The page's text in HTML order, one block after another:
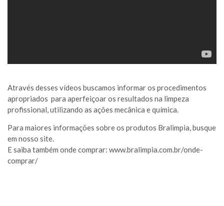
Através desses vídeos buscamos informar os procedimentos
apropriados para aperfeiçoar os resultados na limpeza
profissional, utilizando as ações mecânica e química.
Para maiores informações sobre os produtos Bralimpia, busque
em nosso site.
E saiba também onde comprar: www.bralimpia.com.br/onde-
comprar/